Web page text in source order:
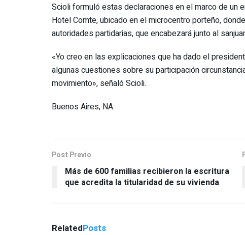
Scioli formuló estas declaraciones en el marco de un
Hotel Comte, ubicado en el microcentro porteño,
autoridades partidarias, que encabezará junto al
«Yo creo en las explicaciones que ha dado el
algunas cuestiones sobre su participación
movimiento», señaló Scioli.
Buenos Aires, NA.
Post Previo
Más de 600 familias recibieron la escritura
que acredita la titularidad de su vivienda
RelatedPosts